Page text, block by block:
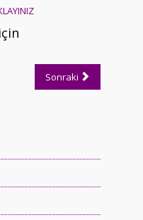
Sonraki